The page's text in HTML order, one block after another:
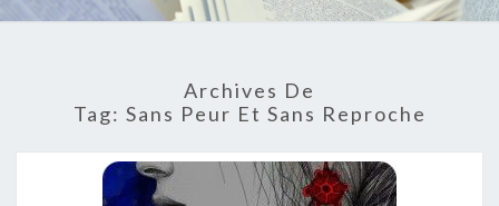
Archives De
Tag: Sans Peur Et Sans Reproche